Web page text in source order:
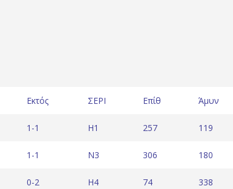
Εκτός ΣΕΡΙ Επίθ Άμυν
1-1 H1 257 119
1-1 N3 306 180
0-2 H4 74 338